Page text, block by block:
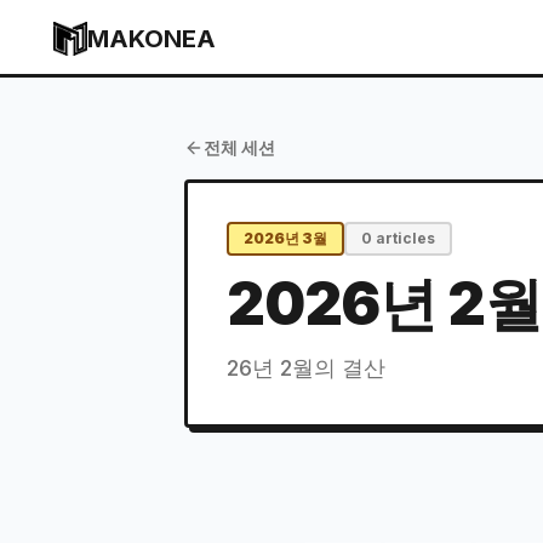
MAKONEA
전체 세션
2026년 3월 0 articles
2026년 2
26년 2월의 결산